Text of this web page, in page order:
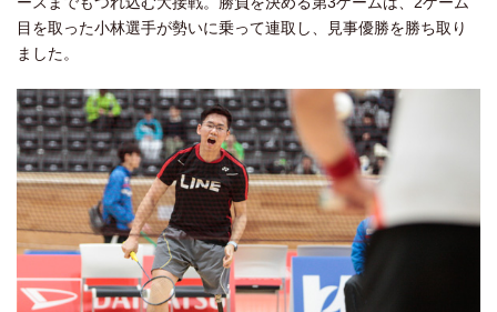
目を取った小林選手が勢いに乗って連取し、見事優勝を勝ち取り
ました。